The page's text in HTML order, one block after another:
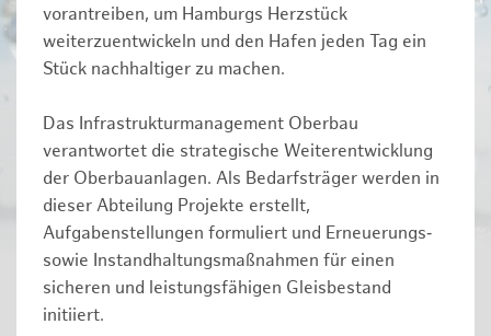
vorantreiben, um Hamburgs Herzstück
weiterzuentwickeln und den Hafen jeden Tag ein
Stück nachhaltiger zu machen.
Das Infrastrukturmanagement Oberbau
verantwortet die strategische Weiterentwicklung
der Oberbauanlagen. Als Bedarfsträger werden in
dieser Abteilung Projekte erstellt,
Aufgabenstellungen formuliert und Erneuerungs‑
sowie Instandhaltungsmaßnahmen für einen
sicheren und leistungsfähigen Gleisbestand
initiiert.